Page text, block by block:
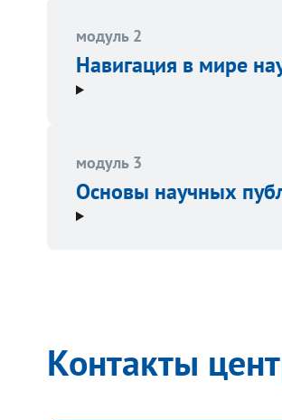
модуль 2
Навигация в мире
модуль 3
Основы научных
Контакты